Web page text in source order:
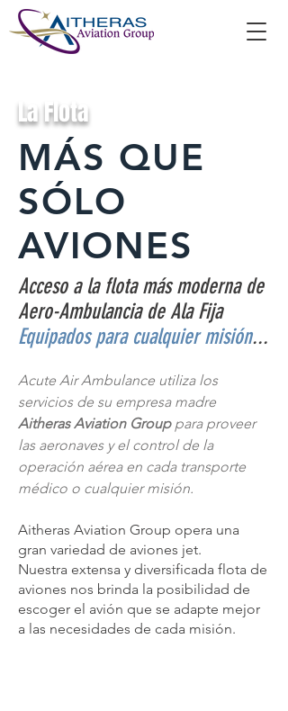
La Flota
MÁS QUE
SÓLO
AVIONES
Acceso a la flota más moderna de
Aero-Ambulancia de Ala Fija
Equipados para cualquier misión...
Acute Air Ambulance utiliza los
servicios de su empresa madre
Aitheras Aviation Grouppara proveer
las aeronaves y el control de la
operación aérea en cada transporte
médico o cualquier misión.
Aitheras Aviation Group opera una
gran variedad de aviones jet.
Nuestra extensa y diversificada flota de
aviones nos brinda la posibilidad de
escoger el avión que se adapte mejor
a las necesidades de cada misión.